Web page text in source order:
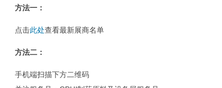
方法一：
点击此处查看最新展商名单
方法二：
手机端扫描下方二维码